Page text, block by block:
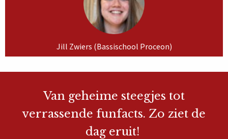
Jill Zwiers (Bassischool Proceon)
Van geheime steegjes tot
verrassende funfacts. Zo ziet de
dag eruit!